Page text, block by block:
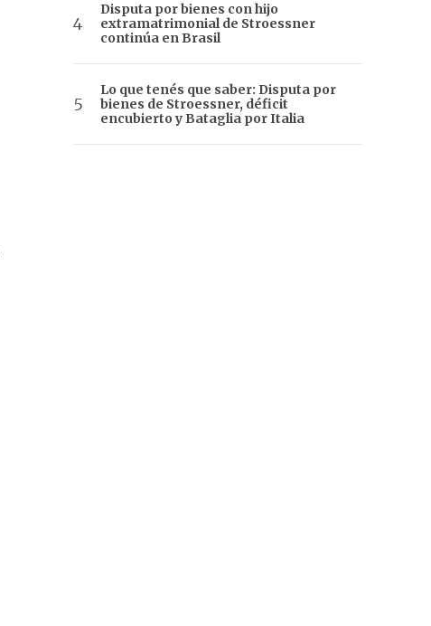
Disputa por bienes con hijo
extramatrimonial de Stroessner
continúa en Brasil
Lo que tenés que saber: Disputa por
bienes de Stroessner, déficit
encubierto y Bataglia por Italia